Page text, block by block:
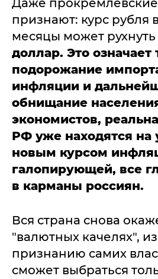
Даже
признают: курс
месяцы может рухнуть
доллар. Это означает
подорожание
инфляции и
обнищание
экономистов,
РФ уже находятся на
новым курсом
галопирующей, все
в карманы россиян.
Вся страна снова
"валютных качелях",
признанию самих
сможет выбраться